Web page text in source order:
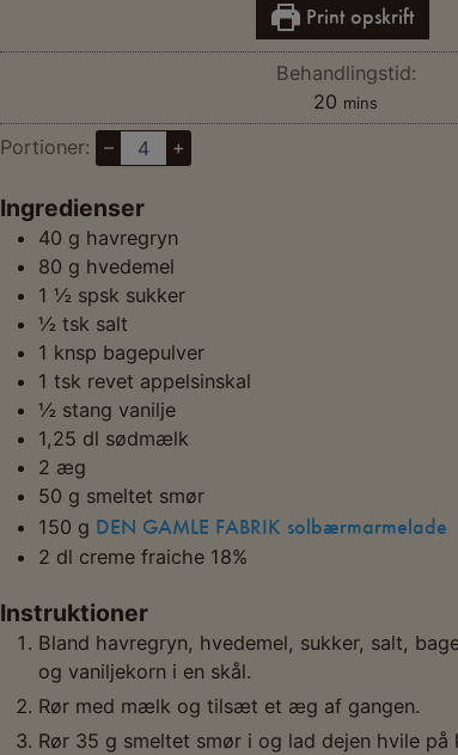
Print opskrift
Behandlingstid:
20 mins
Portioner: – +
Ingredienser
40 g havregryn
80 g hvedemel
1 ½ spsk sukker
½ tsk salt
1 knsp bagepulver
1 tsk revet appelsinskal
½ stang vanilje
1,25 dl sødmælk
2 æg
50 g smeltet smør
150 g DEN GAMLE FABRIK solbærmarmelade
2 dl creme fraiche 18%
Instruktioner
Bland havregryn, hvedemel, sukker, salt,
og vaniljekorn i en skål.
Rør med mælk og tilsæt et æg af gangen.
Rør 35 g smeltet smør i og lad dejen hvile på